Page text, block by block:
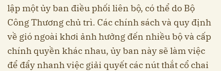
lập một ủy ban điều phối liên bộ, có thể do Bộ
Công Thương chủ trì. Các chính sách và quy định
về gió ngoài khơi ảnh hưởng đến nhiều bộ và cấp
chính quyền khác nhau, ủy ban này sẽ làm việc
để đẩy nhanh việc giải quyết các nút thắt cổ chai